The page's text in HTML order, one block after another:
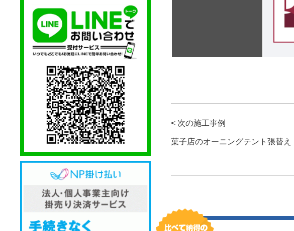
< 次の施工事例
菓子店のオーニングテント張替え